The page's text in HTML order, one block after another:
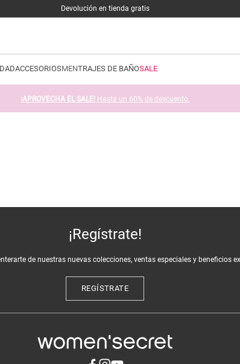
Devolución en tienda gratis
ACCESORIOSMENTRAJES DE BAÑOSALE
¡APROVECHA EL SALE! Hasta un 60% de descuento.
¡Regístrate!
de nuestras nuevas colecciones, ventas especiales y beneficios
REGÍSTRATE